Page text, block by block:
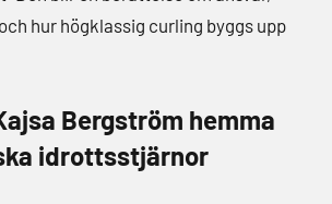
hur högklassig curling byggs upp
Bergström hemma
idrottsstjärnor